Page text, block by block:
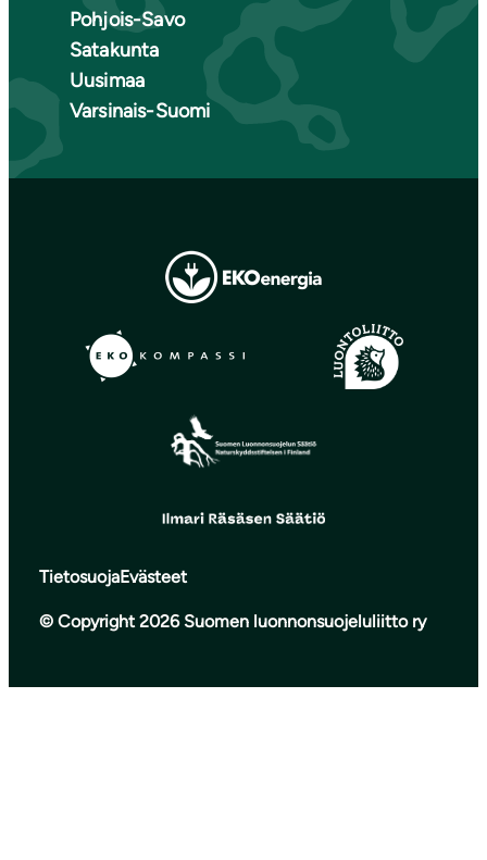
Pohjois-Savo
Satakunta
Uusimaa
Varsinais-Suomi
TietosuojaEvästeet
© Copyright 2026 Suomen luonnonsuojeluliitto ry